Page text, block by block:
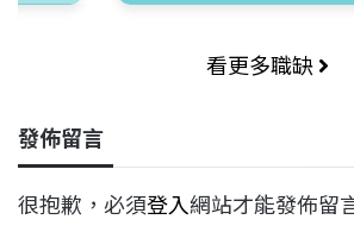
看更多職缺
發佈留言
很抱歉，必須登入網站才能發佈留